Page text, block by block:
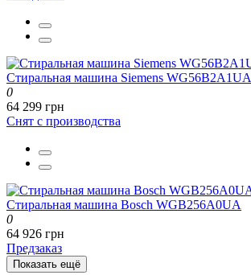
Стиральная машина Siemens WG56B2A1UA
0
64 299 грн
Снят с производства
Стиральная машина Bosch WGB256A0UA
0
64 926 грн
Предзаказ
Показать ещё